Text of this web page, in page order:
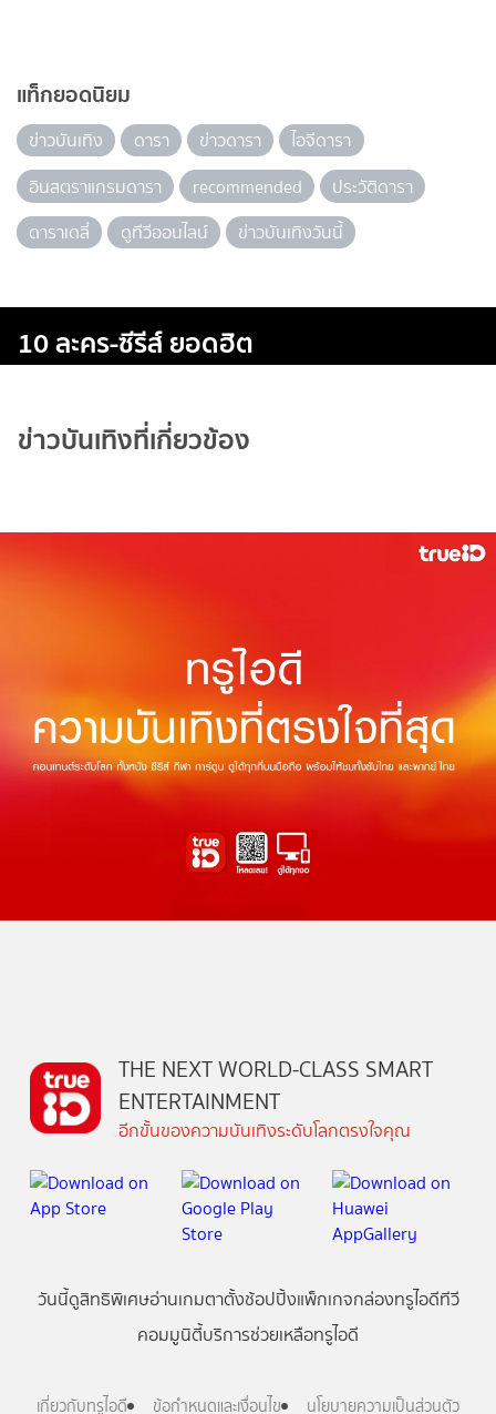
แท็กยอดนิยม
ข่าวบันเทิง ดารา ข่าวดารา
ไอจีดารา
อินสตราแกรมดารา
recommended
ประวัติดารา
ดาราเดลี่
ดูทีวีออนไลน์ ข่าวบันเทิงวันนี้
10 ละคร-ซีรีส์ ยอดฮิต
ข่าวบันเทิงที่เกี่ยวข้อง
THE NEXT WORLD-CLASS SMART
ENTERTAINMENT
อีกขั้นของความบันเทิงระดับโลกตรงใจคุณ
วันนี้ดูสิทธิพิเศษอ่านเกมตาตั้งช้อปปิ้งแพ็กเกจกล่องทรูไอดีทีวี
คอมมูนิตี้บริการช่วยเหลือทรูไอดี
เกี่ยวกับทรูไอดี ข้อกำหนดและเงื่อนไข นโยบายความเป็นส่วนตัว